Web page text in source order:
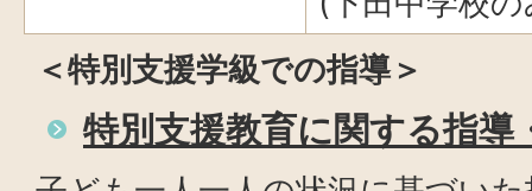
＜特別支援学級での指導＞
特別支援教育に関する指導